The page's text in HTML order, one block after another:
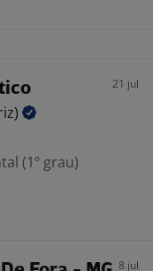
21 jul
(1º grau)
8 jul